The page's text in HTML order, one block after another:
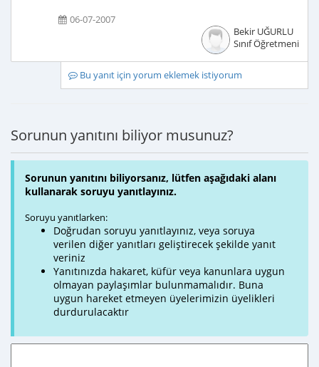
06-07-2007
Bekir UĞURLU
Sınıf Öğretmeni
Bu yanıt için yorum eklemek istiyorum
Sorunun yanıtını biliyor musunuz?
Sorunun yanıtını biliyorsanız, lütfen aşağıdaki alanı
kullanarak soruyu yanıtlayınız.
Soruyu yanıtlarken:
Doğrudan soruyu yanıtlayınız, veya soruya
verilen diğer yanıtları geliştirecek şekilde yanıt
veriniz
Yanıtınızda hakaret, küfür veya kanunlara uygun
olmayan paylaşımlar bulunmamalıdır. Buna
uygun hareket etmeyen üyelerimizin üyelikleri
durdurulacaktır